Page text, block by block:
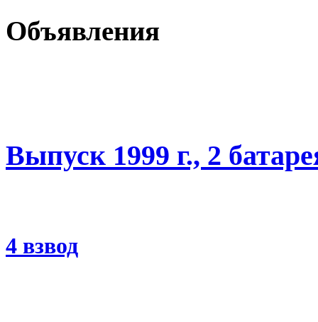
Объявления
Выпуск 1999 г., 2
4 взвод